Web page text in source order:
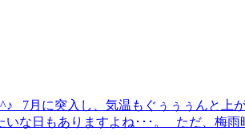
7月に突入し、気温もぐぅぅぅんと上
いな日もありますよね･･･。 ただ、梅